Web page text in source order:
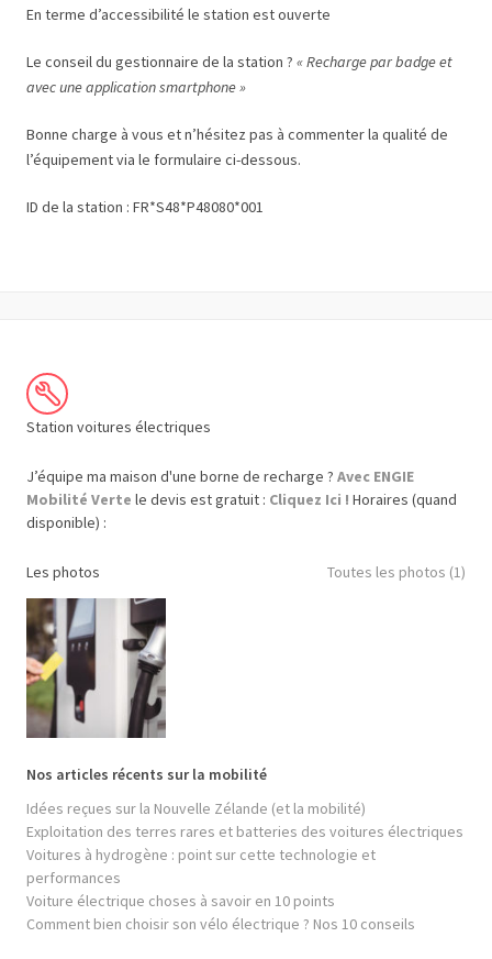
En terme d’accessibilité le station est ouverte
Le conseil du gestionnaire de la station ? « Recharge par badge et
avec une application smartphone »
Bonne charge à vous et n’hésitez pas à commenter la qualité de
l’équipement via le formulaire ci-dessous.
ID de la station : FR*S48*P48080*001
Station voitures électriques
J’équipe ma maison d'une borne de recharge ? Avec ENGIE
Mobilité Verte le devis est gratuit : Cliquez Ici ! Horaires (quand
disponible) :
Les photos Toutes les photos (1)
Nos articles récents sur la mobilité
Idées reçues sur la Nouvelle Zélande (et la mobilité)
Exploitation des terres rares et batteries des voitures électriques
Voitures à hydrogène : point sur cette technologie et
performances
Voiture électrique choses à savoir en 10 points
Comment bien choisir son vélo électrique ? Nos 10 conseils